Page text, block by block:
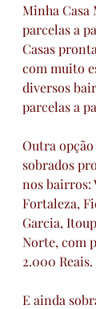
Minha Casa
parcelas a
Casas
com muito
diversos
parcelas a
Outra
sobrados
nos bairros:
Fortaleza,
Garcia,
Norte, com
2.000 Reais.
E ainda